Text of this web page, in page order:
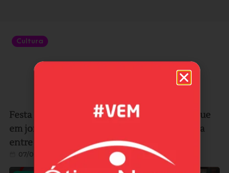
Cultura
Festa de Sant’Ana de Vila Nova ganha destaque
em jornal da Europa e reforça ligação histórica
entre Imbituba e Portugal
07/08/2026